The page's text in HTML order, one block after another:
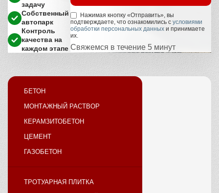
задачу
Собственный
автопарк
Контроль
качества на
каждом этапе
Нажимая кнопку «Отправить», вы
подтверждаете, что ознакомились сусловиями
обработки персональных данных и принимаете
их.
Свяжемся в течение 5 минут
БЕТОН
МОНТАЖНЫЙ РАСТВОР
КЕРАМЗИТОБЕТОН
ЦЕМЕНТ
ГАЗОБЕТОН
ТРОТУАРНАЯ ПЛИТКА